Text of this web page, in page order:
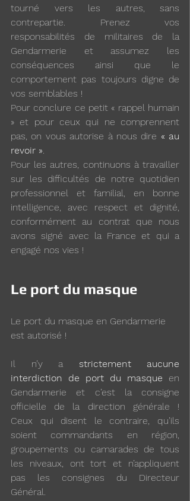
tourné vers les autres, sans
contrepartie. Prenez vos
responsabilités de militaires de la
Gendarmerie et assumez les
conséquences ainsi que le
comportement pas toujours digne de
vos semblables !
Pour conclure ce petit « rappel humain
» et pour ceux qui ne comprennent
pas, on vous autorise à nous dire « au
revoir »
Pour les autres, continuons à travailler
sur les difficultés de notre quotidien
professionnel et familial, en bonne
intelligence, avec respect et dignité,
conformément au contrat que nous
avons signé avec la France et qui a
engagé nos vies !
Le port du masque
Le port du masque en Gendarmerie
est autorisé !
Il n’y a strictement aucune
interdiction de port du masque en
Gendarmerie et c’est la consigne
officielle de la direction générale !
Ceux qui disent le contraire, qu’ils
soient commandants en région,
groupements ou camarades de tous
les niveaux, ont tort et n’appliquent
pas les consignes du Directeur
Général.